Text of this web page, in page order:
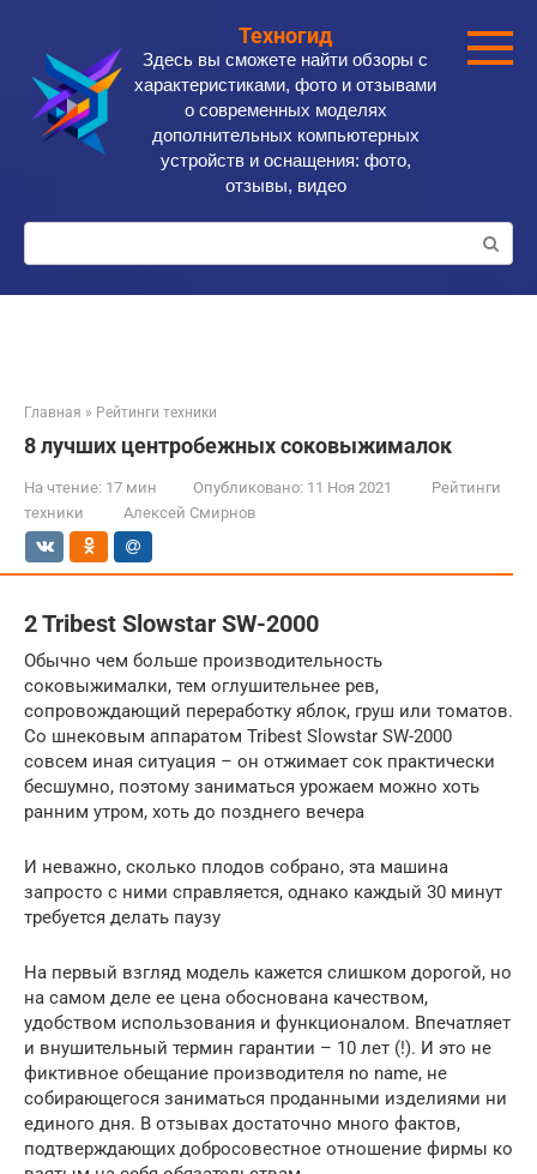
контенту
Техногид
Здесь вы сможете найти обзоры с
характеристиками, фото и отзывами
о современных моделях
дополнительных компьютерных
устройств и оснащения: фото,
отзывы, видео
Поиск:
Главная » Рейтинги техники
8 лучших центробежных соковыжималок
На чтение: 17 мин Опубликовано: 11 Ноя 2021
Рейтинги
техники
Алексей Смирнов
2 Tribest Slowstar SW-2000
Обычно чем больше производительность
соковыжималки, тем оглушительнее рев,
сопровождающий переработку яблок, груш или томатов.
Со шнековым аппаратом Tribest Slowstar SW-2000
совсем иная ситуация – он отжимает сок практически
бесшумно, поэтому заниматься урожаем можно хоть
ранним утром, хоть до позднего вечера
И неважно, сколько плодов собрано, эта машина
запросто с ними справляется, однако каждый 30 минут
требуется делать паузу
На первый взгляд модель кажется слишком дорогой, но
на самом деле ее цена обоснована качеством,
удобством использования и функционалом. Впечатляет
и внушительный термин гарантии – 10 лет (!). И это не
фиктивное обещание производителя no name, не
собирающегося заниматься проданными изделиями ни
единого дня. В отзывах достаточно много фактов,
подтверждающих добросовестное отношение фирмы ко